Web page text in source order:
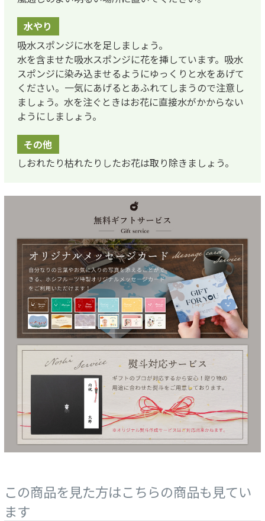
水やり
吸水スポンジに水を足しましょう。
水を含ませた吸水スポンジに花を挿しています。吸水
スポンジに染み込ませるようにゆっくりと水をあげて
ください。一気にあげるとあふれてしまうので注意し
ましょう。水を注ぐときはお花に直接水がかからない
ようにしましょう。
その他
しおれたり枯れたりしたお花は取り除きましょう。
この商品を見た方はこちらの商品も見てい
ます